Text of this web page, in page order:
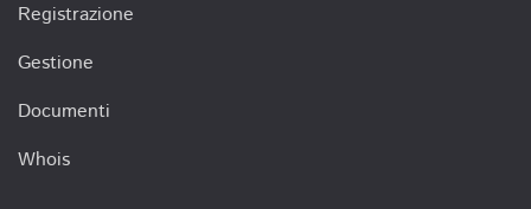
Registrazione
Gestione
Documenti
Whois